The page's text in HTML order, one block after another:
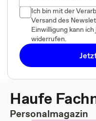
Ich bin mit der
Versand des
Einwilligung kann
widerrufen.
Haufe
Personalmagazin